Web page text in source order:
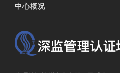
中心概况